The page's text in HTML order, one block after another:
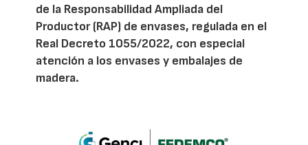
de la Responsabilidad Ampliada del
Productor (RAP) de envases, regulada en el
Real Decreto 1055/2022, con especial
atención a los envases y embalajes de
madera.